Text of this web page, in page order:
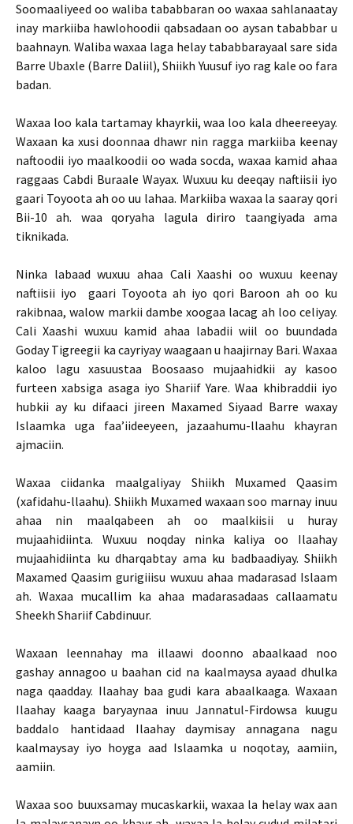
Soomaaliyeed oo waliba tababbaran oo waxaa sahlanaatay
inay markiiba hawlohoodii qabsadaan oo aysan tababbar u
baahnayn. Waliba waxaa laga helay tababbarayaal sare sida
Barre Ubaxle (Barre Daliil), Shiikh Yuusuf iyo rag kale oo fara
badan.
Waxaa loo kala tartamay khayrkii, waa loo kala dheereeyay.
Waxaan ka xusi doonnaa dhawr nin ragga markiiba keenay
naftoodii iyo maalkoodii oo wada socda, waxaa kamid ahaa
raggaas Cabdi Buraale Wayax. Wuxuu ku deeqay naftiisii iyo
gaari Toyoota ah oo uu lahaa. Markiiba waxaa la saaray qori
Bii-10 ah. waa qoryaha lagula diriro taangiyada ama
tiknikada.
Ninka labaad wuxuu ahaa Cali Xaashi oo wuxuu keenay
naftiisii iyo gaari Toyoota ah iyo qori Baroon ah oo ku
rakibnaa, walow markii dambe xoogaa lacag ah loo celiyay.
Cali Xaashi wuxuu kamid ahaa labadii wiil oo buundada
Goday Tigreegii ka cayriyay waagaan u haajirnay Bari. Waxaa
kaloo lagu xasuustaa Boosaaso mujaahidkii ay kasoo
furteen xabsiga asaga iyo Shariif Yare. Waa khibraddii iyo
hubkii ay ku difaaci jireen Maxamed Siyaad Barre waxay
Islaamka uga faa’iideeyeen, jazaahumu-llaahu khayran
ajmaciin.
Waxaa ciidanka maalgaliyay Shiikh Muxamed Qaasim
(xafidahu-llaahu). Shiikh Muxamed waxaan soo marnay inuu
ahaa nin maalqabeen ah oo maalkiisii u huray
mujaahidiinta. Wuxuu noqday ninka kaliya oo Ilaahay
mujaahidiinta ku dharqabtay ama ku badbaadiyay. Shiikh
Maxamed Qaasim gurigiiisu wuxuu ahaa madarasad Islaam
ah. Waxaa mucallim ka ahaa madarasadaas callaamatu
Sheekh Shariif Cabdinuur.
Waxaan leennahay ma illaawi doonno abaalkaad noo
gashay annagoo u baahan cid na kaalmaysa ayaad dhulka
naga qaadday. Ilaahay baa gudi kara abaalkaaga. Waxaan
Ilaahay kaaga baryaynaa inuu Jannatul-Firdowsa kuugu
baddalo hantidaad Ilaahay daymisay annagana nagu
kaalmaysay iyo hoyga aad Islaamka u noqotay, aamiin,
aamiin.
Waxaa soo buuxsamay mucaskarkii, waxaa la helay wax aan